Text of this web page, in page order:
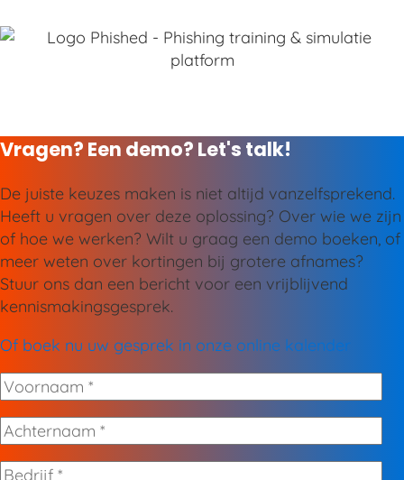
Vragen? Een demo? Let's talk!
De juiste keuzes maken is niet altijd vanzelfsprekend.
Heeft u vragen over deze oplossing? Over wie we zijn
of hoe we werken? Wilt u graag een demo boeken, of
meer weten over kortingen bij grotere afnames?
Stuur ons dan een bericht voor een vrijblijvend
kennismakingsgesprek.
Of boek nu uw gesprek in onze online kalender